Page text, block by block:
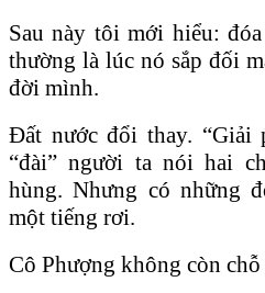
Sau này tôi mới hiểu:
thường là lúc nó sắp đối
đời mình.
Đất nước đổi thay. “Giải
“đài” người ta nói hai
hùng. Nhưng có những
một tiếng rơi.
Cô Phượng không còn